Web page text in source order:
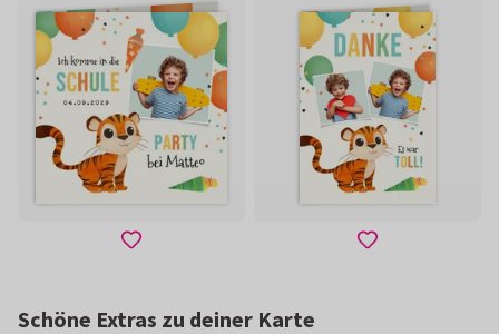
Schöne Extras zu deiner Karte